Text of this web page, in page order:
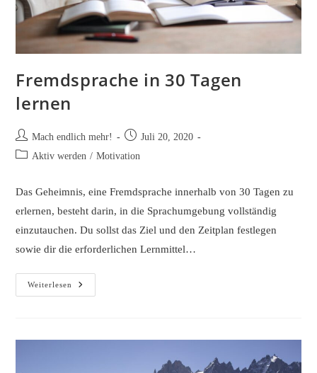
Fremdsprache in 30 Tagen
lernen
Beitrags-
Autor:
Mach endlich mehr!
Beitrag
veröffentlicht:
Juli 20, 2020
Beitrags-
Aktiv werden / Motivation
Das Geheimnis, eine Fremdsprache innerhalb von 30 Tagen zu
erlernen, besteht darin, in die Sprachumgebung vollständig
einzutauchen. Du sollst das Ziel und den Zeitplan festlegen
sowie dir die erforderlichen Lernmittel…
Weiterlesen
Fremdsprache
In